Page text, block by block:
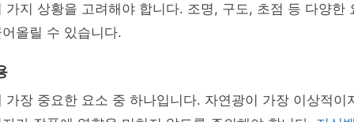
가지 상황을 고려해야 합니다. 조명, 구도, 초점 등 다양한
올릴 수 있습니다.
가장 중요한 요소 중 하나입니다. 자연광이 가장 이상적이